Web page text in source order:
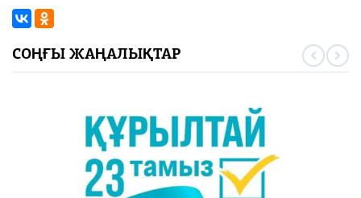
СОҢҒЫ ЖАҢАЛЫҚТАР